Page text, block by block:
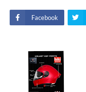
Facebook